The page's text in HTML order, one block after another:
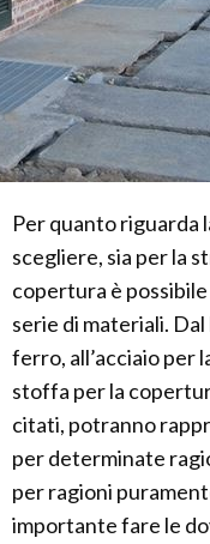
Per quanto riguarda
scegliere, sia per la
copertura è
serie di materiali.
ferro, all’acciaio per
stoffa per la
citati, potranno
per determinate
per ragioni
importante fare le